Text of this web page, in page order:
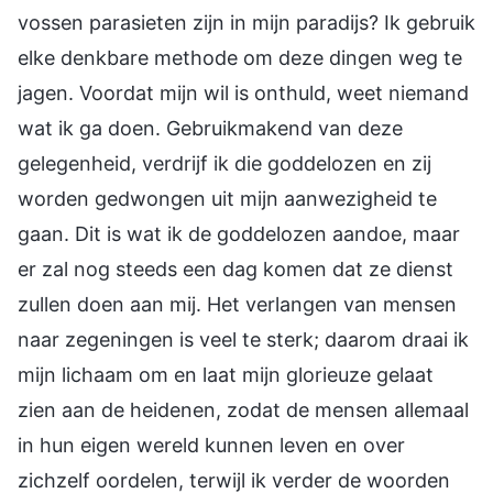
vossen parasieten zijn in mijn paradijs? Ik gebruik
elke denkbare methode om deze dingen weg te
jagen. Voordat mijn wil is onthuld, weet niemand
wat ik ga doen. Gebruikmakend van deze
gelegenheid, verdrijf ik die goddelozen en zij
worden gedwongen uit mijn aanwezigheid te
gaan. Dit is wat ik de goddelozen aandoe, maar
er zal nog steeds een dag komen dat ze dienst
zullen doen aan mij. Het verlangen van mensen
naar zegeningen is veel te sterk; daarom draai ik
mijn lichaam om en laat mijn glorieuze gelaat
zien aan de heidenen, zodat de mensen allemaal
in hun eigen wereld kunnen leven en over
zichzelf oordelen, terwijl ik verder de woorden